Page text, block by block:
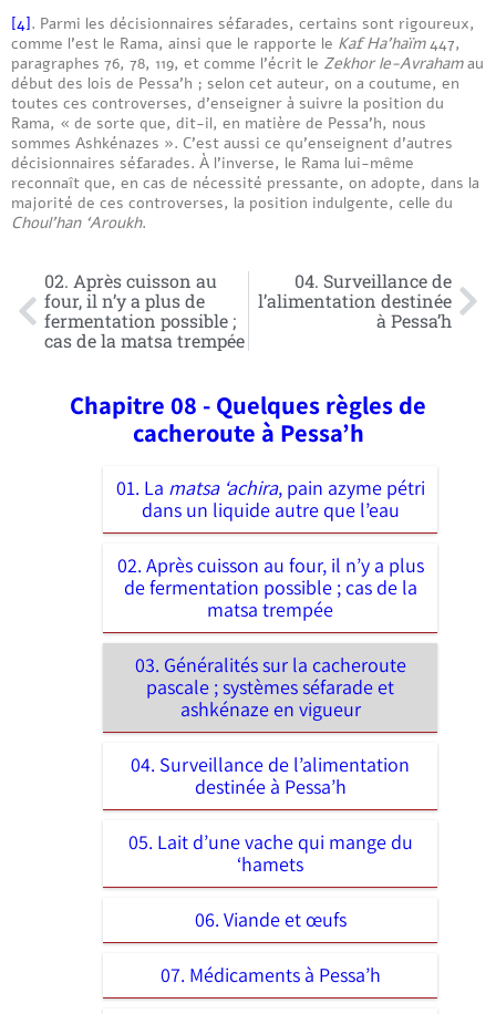
[4]. Parmi les décisionnaires séfarades, certains sont rigoureux,
comme l’est le Rama, ainsi que le rapporte le Kaf Ha’haïm447,
paragraphes 76, 78, 119, et comme l’écrit le Zekhor le-Avrahamau
début des lois de Pessa’h ; selon cet auteur, on a coutume, en
toutes ces controverses, d’enseigner à suivre la position du
Rama, « de sorte que, dit-il, en matière de Pessa’h, nous
sommes Ashkénazes ». C’est aussi ce qu’enseignent d’autres
décisionnaires séfarades. À l’inverse, le Rama lui-même
reconnaît que, en cas de nécessité pressante, on adopte, dans la
majorité de ces controverses, la position indulgente, celle du
Choul’han ‘Aroukh.
02. Après cuisson au
four, il n’y a plus de
fermentation possible ;
cas de la matsa trempée
04. Surveillance de
l’alimentation destinée
à Pessa’h
Chapitre 08 - Quelques règles de
cacheroute à Pessa’h
01. La matsa ‘achira, pain azyme pétri
dans un liquide autre que l’eau
02. Après cuisson au four, il n’y a plus
de fermentation possible ; cas de la
matsa trempée
03. Généralités sur la cacheroute
pascale ; systèmes séfarade et
ashkénaze en vigueur
04. Surveillance de l’alimentation
destinée à Pessa’h
05. Lait d’une vache qui mange du
‘hamets
06. Viande et œufs
07. Médicaments à Pessa’h